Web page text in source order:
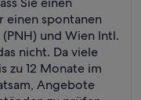
einen spontanen
und Wien Intl.
nicht. Da viele
zu 12 Monate im
Angebote